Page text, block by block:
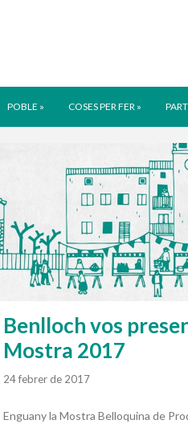
POBLE » COSES PER FER »
Benlloch vos
Mostra 2017
24 febrer de 2017
Enguany la Mostra Belloquina de